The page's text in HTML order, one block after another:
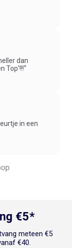
dan
Top'!!!“
in een
€5*
meteen €5
€40.